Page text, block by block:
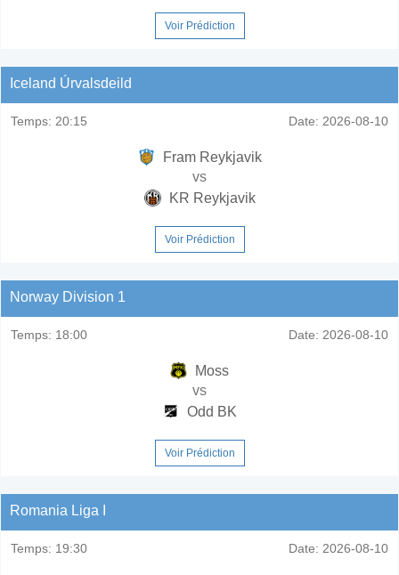
Voir Prédiction
Iceland Úrvalsdeild
Temps: 20:15 Date: 2026-08-10
Fram Reykjavik
vs
KR Reykjavik
Voir Prédiction
Norway Division 1
Temps: 18:00 Date: 2026-08-10
Moss
vs
Odd BK
Voir Prédiction
Romania Liga I
Temps: 19:30 Date: 2026-08-10